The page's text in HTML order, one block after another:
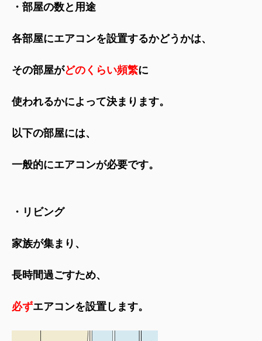
・部屋の数と用途
各部屋にエアコンを設置するかどうかは、
その部屋がどのくらい頻繁に
使われるかによって決まります。
以下の部屋には、
一般的にエアコンが必要です。
・リビング
家族が集まり、
長時間過ごすため、
必ずエアコンを設置します。